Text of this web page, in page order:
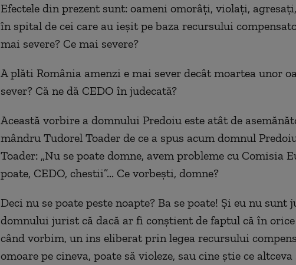
Efectele din prezent sunt: oameni omorâți, violați,
în spital de cei care au ieșit pe baza recursului
mai severe? Ce mai severe?
A plăti România amenzi e mai sever decât moartea unor
sever? Că ne dă CEDO în judecată?
Această vorbire a domnului Predoiu este atât de
mândru Tudorel Toader de ce a spus acum domnul
Toader: „Nu se poate domne, avem probleme cu Comisia
poate, CEDO, chestii”... Ce vorbești, domne?
Deci nu se poate peste noapte? Ba se poate! Și eu nu
domnului jurist că dacă ar fi conștient de faptul că în
când vorbim, un ins eliberat prin legea recursului
omoare pe cineva, poate să violeze, sau cine știe ce